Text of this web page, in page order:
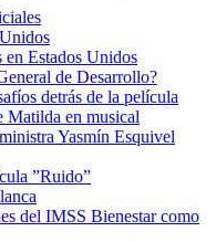
en Estados Unidos
de Desarrollo?
detrás de la película
Matilda en musical
Yasmín Esquivel
”Ruido”
del IMSS Bienestar como